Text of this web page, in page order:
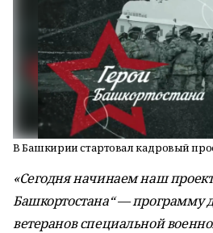
В Башкирии стартовал кадровый
«Сегодня начинаем наш
Башкортостана“ — программу
ветеранов специальной